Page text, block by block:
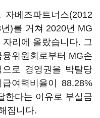
베즈파트너스(2012
)를 거쳐 2020년 MG
리에 올랐습니다. 그
위원회로부터 MG손
로 경영권을 박탈당
여력비율이 88.28%
한다는 이유로 부실금
집니다.